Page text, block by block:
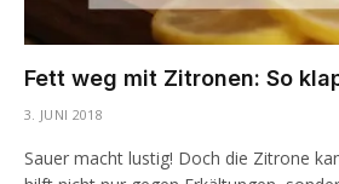
Fett weg mit Zitronen: So
3. JUNI 2018
Sauer macht lustig! Doch die Zitrone